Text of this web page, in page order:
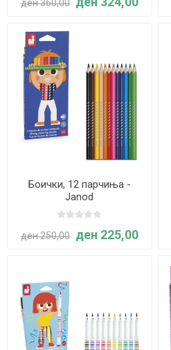
ден 360,00
Боички, 12 парчиња -
Janod
ден 250,00 ден 225,00